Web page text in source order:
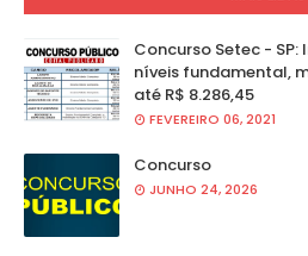
Concurso Setec -
níveis fundamental,
até R$ 8.286,45
FEVEREIRO 06, 2021
Concurso
JUNHO 24, 2026